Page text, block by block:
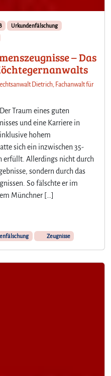
Urkundenfälschung
– Das
Dietrich, Fachanwalt für
Traum eines guten
und eine Karriere in
hohem
sich ein inzwischen 35-
erfüllt. Allerdings nicht durch
sondern durch das
So fälschte er im
Münchner […]
Zeugnisse